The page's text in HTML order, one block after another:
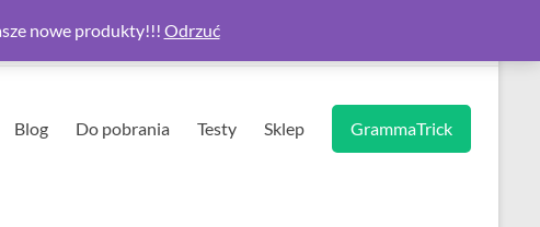
Blog Do pobrania Testy Sklep GrammaTrick
nowe produkty!!! Odrzuć